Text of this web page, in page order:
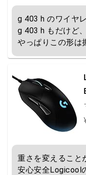
g 403 h のワイヤ
g 403 h もだけど、
やっぱりこの形は
重さを変えること
安心安全Logicool